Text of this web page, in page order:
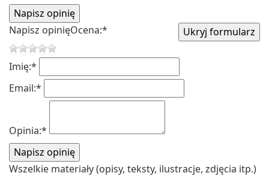
Napisz opinięOcena:*
Imię:*
Email:*
Opinia:*
Wszelkie materiały (opisy, teksty, ilustracje, zdjęcia itp.)